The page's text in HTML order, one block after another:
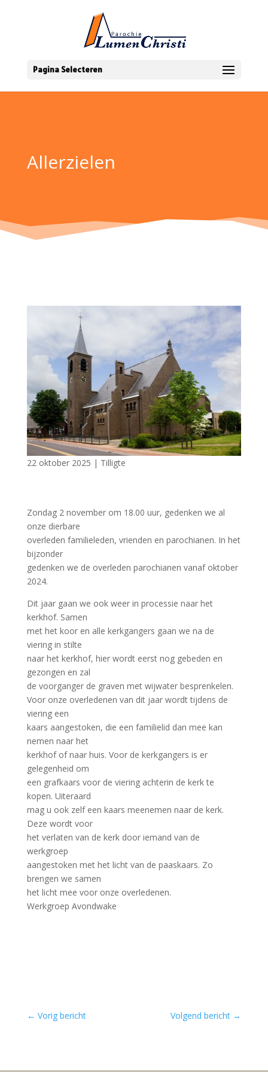
Pagina Selecteren
Allerzielen
22 oktober 2025 | Tilligte
Zondag 2 november om 18.00 uur, gedenken we al
onze dierbare
overleden familieleden, vrienden en parochianen. In het
bijzonder
gedenken we de overleden parochianen vanaf oktober
2024.
Dit jaar gaan we ook weer in processie naar het
kerkhof. Samen
met het koor en alle kerkgangers gaan we na de
viering in stilte
naar het kerkhof, hier wordt eerst nog gebeden en
gezongen en zal
de voorganger de graven met wijwater besprenkelen.
Voor onze overledenen van dit jaar wordt tijdens de
viering een
kaars aangestoken, die een familielid dan mee kan
nemen naar het
kerkhof of naar huis. Voor de kerkgangers is er
gelegenheid om
een grafkaars voor de viering achterin de kerk te
kopen. Uiteraard
mag u ook zelf een kaars meenemen naar de kerk.
Deze wordt voor
het verlaten van de kerk door iemand van de
werkgroep
aangestoken met het licht van de paaskaars. Zo
brengen we samen
het licht mee voor onze overledenen.
Werkgroep Avondwake
← Vorig bericht Volgend bericht →